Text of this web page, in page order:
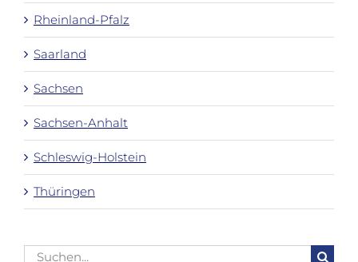
Rheinland-Pfalz
Saarland
Sachsen
Sachsen-Anhalt
Schleswig-Holstein
Thüringen
Suche